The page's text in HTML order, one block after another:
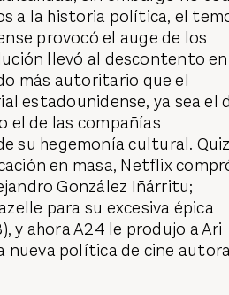
a la historia política, el
provocó el auge de los
llevó al descontento en
más autoritario que el
estadounidense, ya sea el
el de las compañías
su hegemonía cultural.
en masa, Netflix
González Iñárritu;
para su excesiva épica
y ahora A24 le produjo a Ari
nueva política de cine